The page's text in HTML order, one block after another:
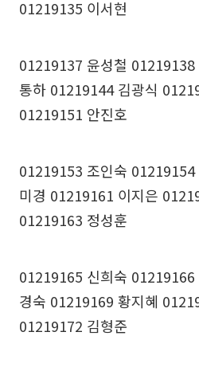
01219135 이서현
01219137 윤성철
통하 01219144 김광식
01219151 안진호
01219153 조인숙
미경 01219161 이지은
01219163 정성훈
01219165 신희숙
경숙 01219169 황지혜
01219172 김형준